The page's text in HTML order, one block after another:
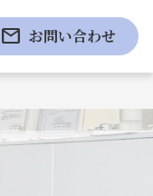
mail お問い合わせ